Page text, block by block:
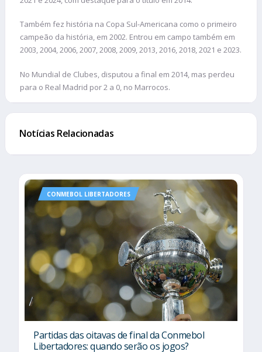
Também fez história na Copa Sul-Americana como o primeiro
campeão da história, em 2002. Entrou em campo também em
2003, 2004, 2006, 2007, 2008, 2009, 2013, 2016, 2018, 2021 e 2023.
No Mundial de Clubes, disputou a final em 2014, mas perdeu
para o Real Madrid por 2 a 0, no Marrocos.
Notícias Relacionadas
CONMEBOL LIBERTADORES
Partidas das oitavas de final da Conmebol
Libertadores: quando serão os jogos?